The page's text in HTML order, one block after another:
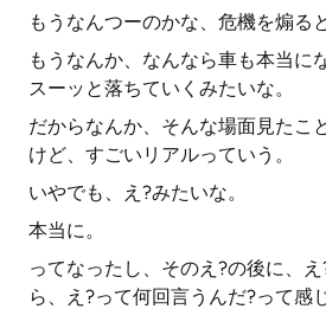
もうなんつーのかな、危機を煽る
もうなんか、なんなら車も本当に
スーッと落ちていくみたいな。
だからなんか、そんな場面見たこ
けど、すごいリアルっていう。
いやでも、え?みたいな。
本当に。
ってなったし、そのえ?の後に、
ら、え?って何回言うんだ?って感